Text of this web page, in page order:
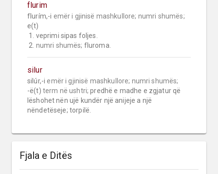
flurim
flurím,-i emër i gjinisë mashkullore; numri shumës;
e(t)
2. numri shumës; fluroma.
silur
silúr,-i emër i gjinisë mashkullore; numri shumës;
-ë(t) term në ushtri; predhë e madhe e zgjatur që
lëshohet nën ujë kundër një anijeje a një
nëndetëseje; torpilë.
Fjala e Ditës